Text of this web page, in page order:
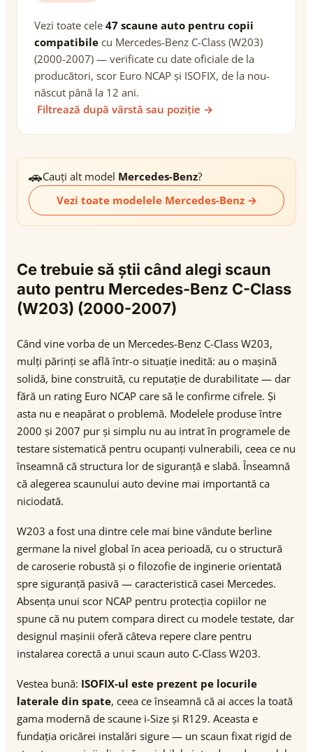
Vezi toate cele 47 scaune auto pentru copii
compatibile cu Mercedes-Benz C-Class (W203)
(2000-2007) — verificate cu date oficiale de la
producători, scor Euro NCAP și ISOFIX, de la nou-
născut până la 12 ani.
Filtrează după vârstă sau poziție →
🚗Cauți alt model Mercedes-Benz?
Vezi toate modelele Mercedes-Benz →
Ce trebuie să știi când alegi scaun
auto pentru Mercedes-Benz C-Class
(W203) (2000-2007)
Când vine vorba de un Mercedes-Benz C-Class W203,
mulți părinți se află într-o situație inedită: au o mașină
solidă, bine construită, cu reputație de durabilitate — dar
fără un rating Euro NCAP care să le confirme cifrele. Și
asta nu e neapărat o problemă. Modelele produse între
2000 și 2007 pur și simplu nu au intrat în programele de
testare sistematică pentru ocupanți vulnerabili, ceea ce nu
înseamnă că structura lor de siguranță e slabă. Înseamnă
că alegerea scaunului auto devine mai importantă ca
niciodată.
W203 a fost una dintre cele mai bine vândute berline
germane la nivel global în acea perioadă, cu o structură
de caroserie robustă și o filozofie de inginerie orientată
spre siguranță pasivă — caracteristică casei Mercedes.
Absența unui scor NCAP pentru protecția copiilor ne
spune că nu putem compara direct cu modele testate, dar
designul mașinii oferă câteva repere clare pentru
instalarea corectă a unui scaun auto C-Class W203.
Vestea bună: ISOFIX-ul este prezent pe locurile
laterale din spate, ceea ce înseamnă că ai acces la toată
gama modernă de scaune i-Size și R129. Aceasta e
fundația oricărei instalări sigure — un scaun fixat rigid de